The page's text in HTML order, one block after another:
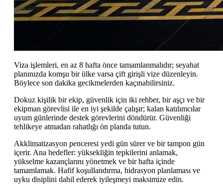
Viza işlemleri, en az 8 hafta önce tamamlanmalıdır; seyahat
planınızda komşu bir ülke varsa çift girişli vize düzenleyin.
Böylece son dakika gecikmelerden kaçınabilirsiniz.
Dokuz kişilik bir ekip, güvenlik için iki rehber, bir aşçı ve bir
ekipman görevlisi ile en iyi şekilde çalışır; kalan katılımcılar
uyum günlerinde destek görevlerini döndürür. Güvenliği
tehlikeye atmadan rahatlığı ön planda tutun.
Akklimatizasyon penceresi yedi gün sürer ve bir tampon gün
içerir. Ana hedefler: yüksekliğin tepkilerini anlamak,
yükselme kazançlarını yönetmek ve bir hafta içinde
tamamlamak. Hafif koşullandırma, hidrasyon planlaması ve
uyku disiplini dahil ederek iyileşmeyi maksimize edin.